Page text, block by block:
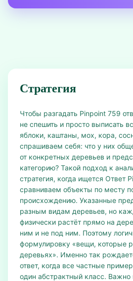
Стратегия
Чтобы разгадать Pinpoint 759
не спешить и просто выписать
яблоки, каштаны, мох, кора,
спрашиваем себя: что у них
от конкретных деревьев и
категорию? Такой подход к
стратегия, когда ищется Ответ
сравниваем объекты по месту
происхождению. Указанные
разным видам деревьев, но
физически растёт прямо на
ним и не под ним. Поэтому
формулировку «вещи, которые
деревьях». Именно так
ответ, когда все частные
один абстрактный класс. Важно